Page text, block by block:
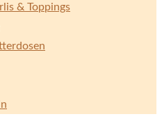
& Toppings